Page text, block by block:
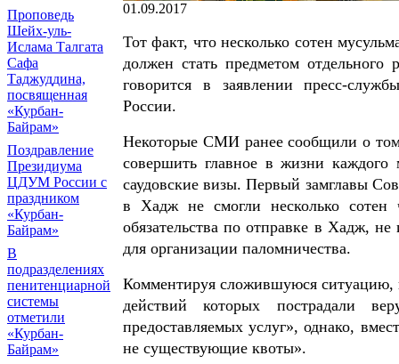
Проповедь
Шейх-уль-
Ислама Талгата
Сафа
Таджуддина,
посвященная
«Курбан-
Байрам»
Поздравление
Президиума
ЦДУМ России с
праздником
«Курбан-
Байрам»
В
подразделениях
пенитенциарной
системы
отметили
«Курбан-
Байрам»
01.09.2017
Тот факт, что несколько сотен
должен стать предметом
говорится в заявлении пресс-
России.
Некоторые СМИ ранее сообщили о
совершить главное в жизни каждого
саудовские визы. Первый замглавы
в Хадж не смогли несколько сотен
обязательства по отправке в Хадж,
для организации паломничества.
Комментируя сложившуюся ситуацию,
действий которых пострадали
предоставляемых услуг», однако,
не существующие квоты».